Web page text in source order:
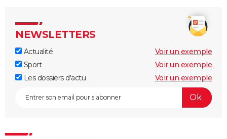
NEWSLETTERS
Actualité
Voir un exemple
Sport
Voir un exemple
Les dossiers d'actu
Voir un exemple